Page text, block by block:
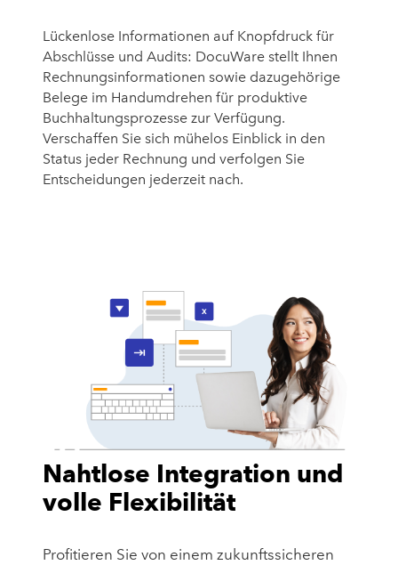
Lückenlose Informationen auf Knopfdruck für
Abschlüsse und Audits: DocuWare stellt Ihnen
Rechnungsinformationen sowie dazugehörige
Belege im Handumdrehen für produktive
Buchhaltungsprozesse zur Verfügung.
Verschaffen Sie sich mühelos Einblick in den
Status jeder Rechnung und verfolgen Sie
Entscheidungen jederzeit nach.
Nahtlose Integration und
volle Flexibilität
Profitieren Sie von einem zukunftssicheren